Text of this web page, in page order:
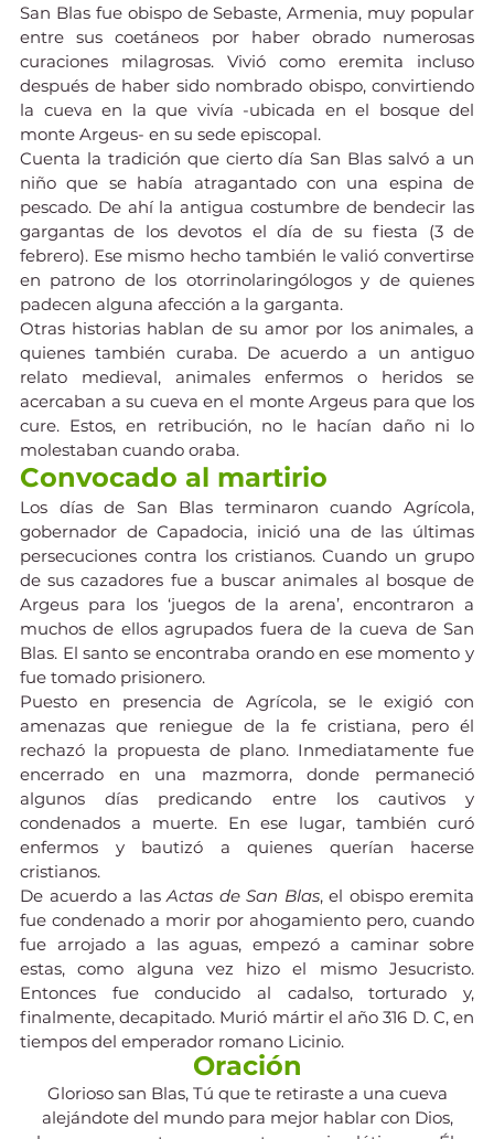
San Blas fue obispo de Sebaste, Armenia, muy popular
entre sus coetáneos por haber obrado numerosas
curaciones milagrosas. Vivió como eremita incluso
después de haber sido nombrado obispo, convirtiendo
la cueva en la que vivía -ubicada en el bosque del
monte Argeus- en su sede episcopal.
Cuenta la tradición que cierto día San Blas salvó a un
niño que se había atragantado con una espina de
pescado. De ahí la antigua costumbre de bendecir las
gargantas de los devotos el día de su fiesta (3 de
febrero). Ese mismo hecho también le valió convertirse
en patrono de los otorrinolaringólogos y de quienes
padecen alguna afección a la garganta.
Otras historias hablan de su amor por los animales, a
quienes también curaba. De acuerdo a un antiguo
relato medieval, animales enfermos o heridos se
acercaban a su cueva en el monte Argeus para que los
cure. Estos, en retribución, no le hacían daño ni lo
molestaban cuando oraba.
Convocado al martirio
Los días de San Blas terminaron cuando Agrícola,
gobernador de Capadocia, inició una de las últimas
persecuciones contra los cristianos. Cuando un grupo
de sus cazadores fue a buscar animales al bosque de
Argeus para los ‘juegos de la arena’, encontraron a
muchos de ellos agrupados fuera de la cueva de San
Blas. El santo se encontraba orando en ese momento y
fue tomado prisionero.
Puesto en presencia de Agrícola, se le exigió con
amenazas que reniegue de la fe cristiana, pero él
rechazó la propuesta de plano. Inmediatamente fue
encerrado en una mazmorra, donde permaneció
algunos días predicando entre los cautivos y
condenados a muerte. En ese lugar, también curó
enfermos y bautizó a quienes querían hacerse
cristianos.
De acuerdo a las Actas de San Blas, el obispo eremita
fue condenado a morir por ahogamiento pero, cuando
fue arrojado a las aguas, empezó a caminar sobre
estas, como alguna vez hizo el mismo Jesucristo.
Entonces fue conducido al cadalso, torturado y,
finalmente, decapitado. Murió mártir el año 316 D. C, en
tiempos del emperador romano Licinio.
Oración
Glorioso san Blas, Tú que te retiraste a una cueva
alejándote del mundo para mejor hablar con Dios,